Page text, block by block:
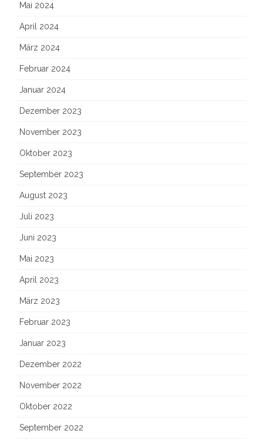
Mai 2024
April 2024
März 2024
Februar 2024
Januar 2024
Dezember 2023
November 2023
Oktober 2023
September 2023
August 2023
Juli 2023
Juni 2023
Mai 2023
April 2023
März 2023
Februar 2023
Januar 2023
Dezember 2022
November 2022
Oktober 2022
September 2022